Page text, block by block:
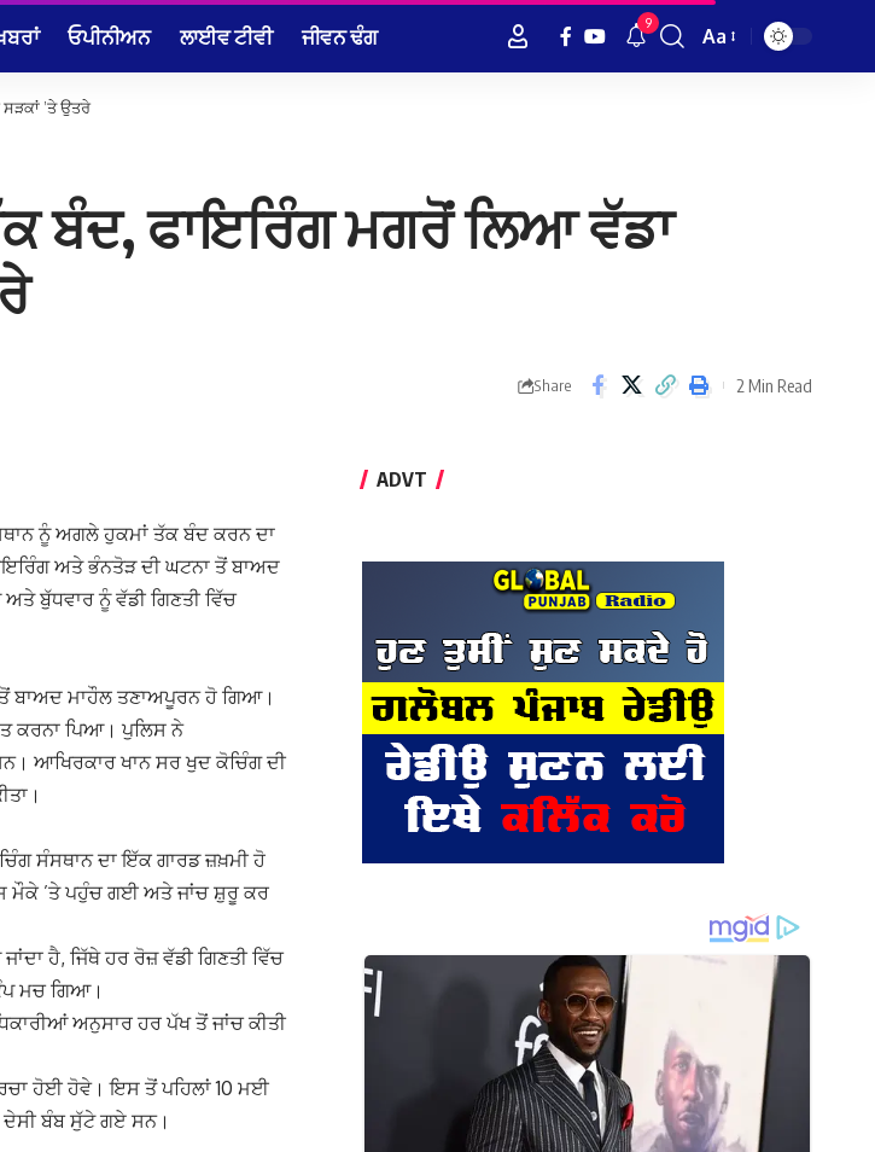
ਓਪੀਨੀਅਨ ਲਾਈਵ ਟੀਵੀ ਜੀਵਨ ਢੰਗ 9
Font
Aa
’ਤੇ ਉਤਰੇ
ਬੰਦ, ਫਾਇਰਿੰਗ ਮਗਰੋਂ ਲਿਆ ਵੱਡਾ
Share 2 Min Read
ਨੂੰ ਅਗਲੇ ਹੁਕਮਾਂ ਤੱਕ ਬੰਦ ਕਰਨ ਦਾ
ਅਤੇ ਭੰਨਤੋੜ ਦੀ ਘਟਨਾ ਤੋਂ ਬਾਅਦ
ਬੁੱਧਵਾਰ ਨੂੰ ਵੱਡੀ ਗਿਣਤੀ ਵਿੱਚ
ਬਾਅਦ ਮਾਹੌਲ ਤਣਾਅਪੂਰਨ ਹੋ ਗਿਆ।
ਕਰਨਾ ਪਿਆ। ਪੁਲਿਸ ਨੇ
ਆਖਿਰਕਾਰ ਖਾਨ ਸਰ ਖੁਦ ਕੋਚਿੰਗ ਦੀ
ਸੰਸਥਾਨ ਦਾ ਇੱਕ ਗਾਰਡ ਜ਼ਖ਼ਮੀ ਹੋ
ਮੌਕੇ ’ਤੇ ਪਹੁੰਚ ਗਈ ਅਤੇ ਜਾਂਚ ਸ਼ੁਰੂ ਕਰ
ਹੈ, ਜਿੱਥੇ ਹਰ ਰੋਜ਼ ਵੱਡੀ ਗਿਣਤੀ ਵਿੱਚ
ਮਚ ਗਿਆ।
ਅਨੁਸਾਰ ਹਰ ਪੱਖ ਤੋਂ ਜਾਂਚ ਕੀਤੀ
ਹੋਈ ਹੋਵੇ। ਇਸ ਤੋਂ ਪਹਿਲਾਂ 10 ਮਈ
ਦੇਸੀ ਬੰਬ ਸੁੱਟੇ ਗਏ ਸਨ।
ADVT